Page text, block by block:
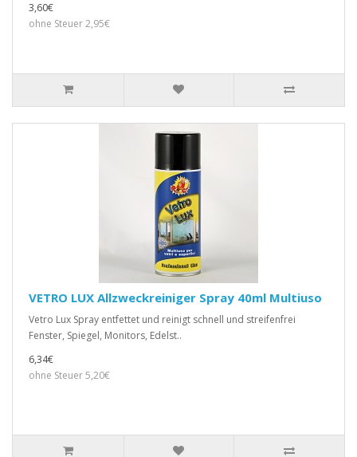
3,60€
ohne Steuer 2,95€
VETRO LUX Allzweckreiniger Spray 40ml Multiuso
Vetro Lux Spray entfettet und reinigt schnell und streifenfrei
Fenster, Spiegel, Monitors, Edelst..
6,34€
ohne Steuer 5,20€